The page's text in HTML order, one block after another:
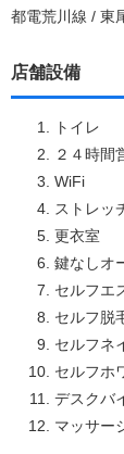
都電荒川線 /
店舗設備
トイレ
２４時間
WiFi
ストレッ
更衣室
鍵なしオ
セルフエ
セルフ脱
セルフネ
セルフホ
デスクバ
マッサー